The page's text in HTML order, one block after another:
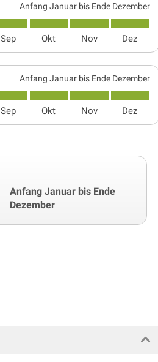
Anfang Januar bis Ende Dezember
Sep Okt Nov Dez
Anfang Januar bis Ende Dezember
Sep Okt Nov Dez
Anfang Januar bis Ende
Dezember